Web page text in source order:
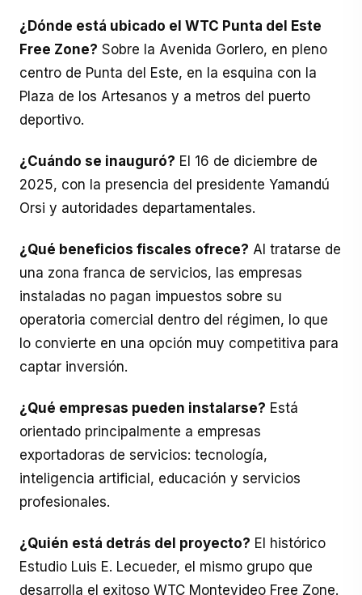
¿Dónde está ubicado el WTC Punta del Este
Free Zone? Sobre la Avenida Gorlero, en pleno
centro de Punta del Este, en la esquina con la
Plaza de los Artesanos y a metros del puerto
deportivo.
¿Cuándo se inauguró? El 16 de diciembre de
2025, con la presencia del presidente Yamandú
Orsi y autoridades departamentales.
¿Qué beneficios fiscales ofrece? Al tratarse de
una zona franca de servicios, las empresas
instaladas no pagan impuestos sobre su
operatoria comercial dentro del régimen, lo que
lo convierte en una opción muy competitiva para
captar inversión.
¿Qué empresas pueden instalarse? Está
orientado principalmente a empresas
exportadoras de servicios: tecnología,
inteligencia artificial, educación y servicios
profesionales.
¿Quién está detrás del proyecto? El histórico
Estudio Luis E. Lecueder, el mismo grupo que
desarrolla el exitoso WTC Montevideo Free Zone.